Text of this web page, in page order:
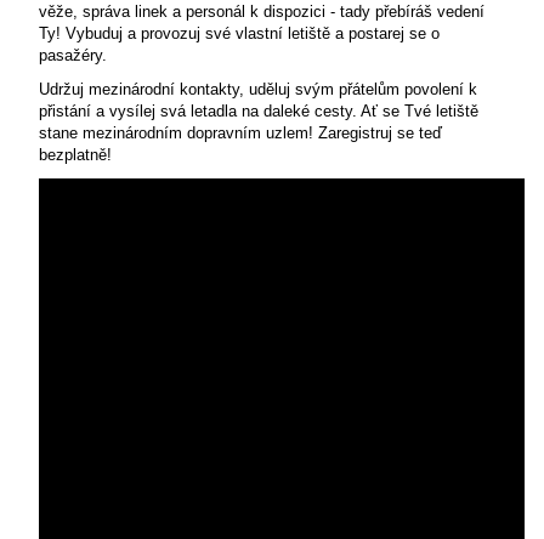
věže, správa linek a personál k dispozici - tady přebíráš vedení
Ty! Vybuduj a provozuj své vlastní letiště a postarej se o
pasažéry.
Udržuj mezinárodní kontakty, uděluj svým přátelům povolení k
přistání a vysílej svá letadla na daleké cesty. Ať se Tvé letiště
stane mezinárodním dopravním uzlem! Zaregistruj se teď
bezplatně!